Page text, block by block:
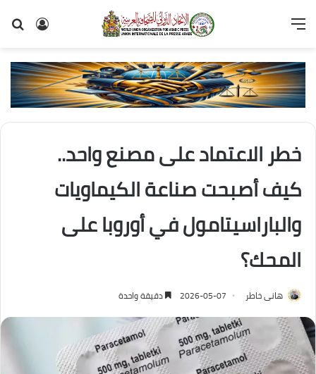
تسجيل
القائمة
خطر الاعتماد على مصنع واحد..
كيف أصبحت صناعة الكيماويات
والباراسيتامول في أوروبا على
المحك؟
هانى خاطر 2026-05-07 دقيقة واحدة